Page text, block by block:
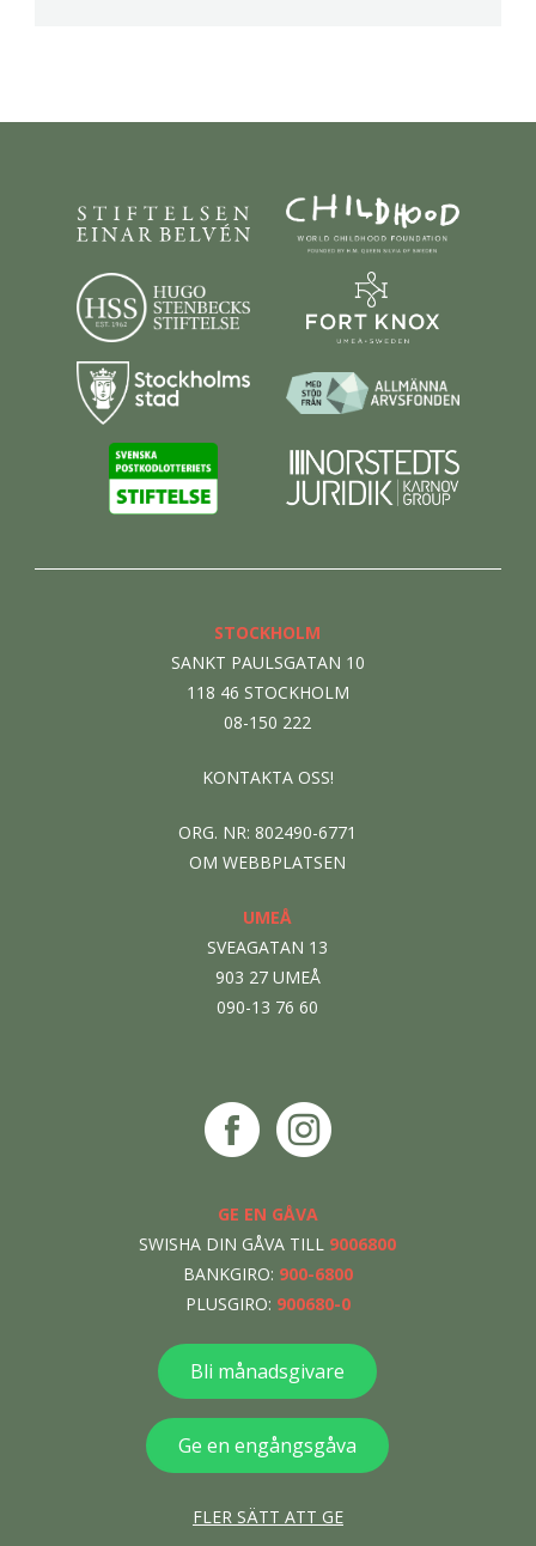
STOCKHOLM
SANKT PAULSGATAN 10
118 46 STOCKHOLM
08-150 222
KONTAKTA OSS!
ORG. NR: 802490-6771
OM WEBBPLATSEN
UMEÅ
SVEAGATAN 13
903 27 UMEÅ
090-13 76 60
GE EN GÅVA
SWISHA DIN GÅVA TILL 9006800
BANKGIRO: 900-6800
PLUSGIRO: 900680-0
Bli månadsgivare
Ge en engångsgåva
FLER SÄTT ATT GE